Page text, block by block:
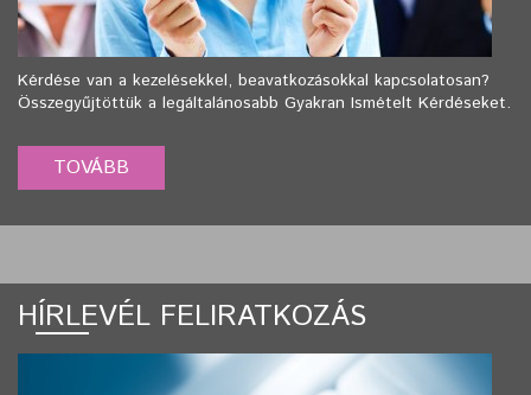
Kérdése van a kezelésekkel, beavatkozásokkal kapcsolatosan?
Összegyűjtöttük a legáltalánosabb Gyakran Ismételt Kérdéseket.
HÍRLEVÉL FELIRATKOZÁS